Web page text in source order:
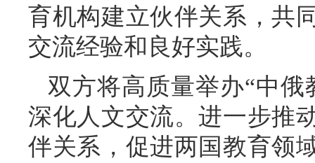
育机构建立伙伴关系，共
交流经验和良好实践。
双方将高质量举办“中
深化人文交流。进一步推
伴关系，促进两国教育领